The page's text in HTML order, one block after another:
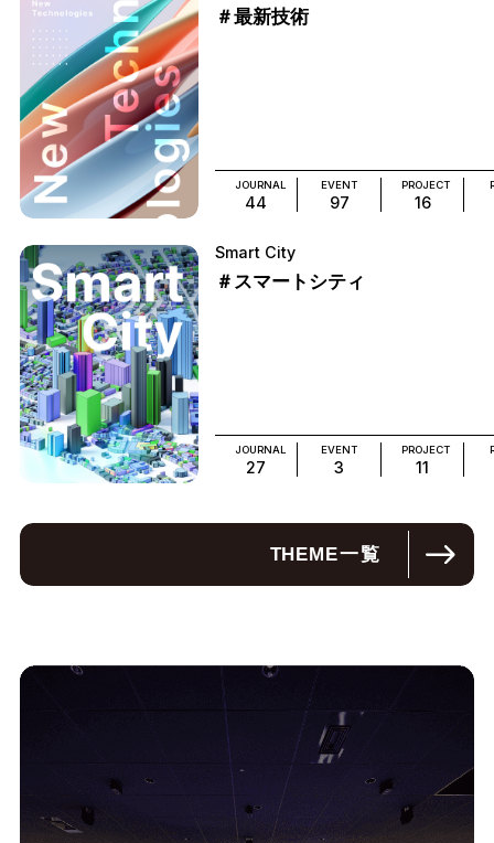
＃最新技術
JOURNAL
44
EVENT
97
PROJECT
16
Smart City
＃スマートシティ
JOURNAL
27
EVENT
3
PROJECT
11
THEME一覧